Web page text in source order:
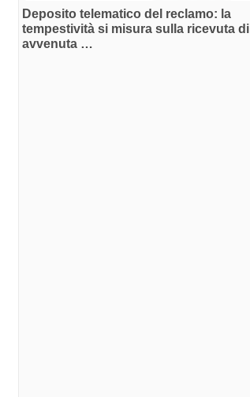
Deposito telematico del reclamo: la
tempestività si misura sulla ricevuta di
avvenuta …